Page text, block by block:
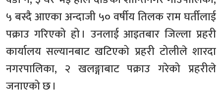
५ बस्दै आएका अन्दाजी ५० वर्षीय तिलक राम घर्तीलाई
पक्राउ गरिएको हो । उनलाई आइतबार जिल्ला प्रहरी
कार्यालय सल्यानबाट खटिएको प्रहरी टोलीले शारदा
नगरपालिका, २ खलङ्गाबाट पक्राउ गरेको प्रहरीले
जनाएको छ ।